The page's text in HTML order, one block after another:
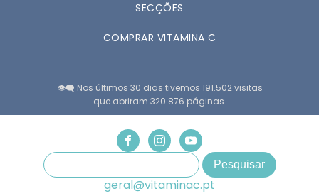
SECÇÕES
COMPRAR VITAMINA C
👁️‍🗨️ Nos últimos 30 dias tivemos 191.502 visitas
que abriram 320.876 páginas.
geral@vitaminac.pt